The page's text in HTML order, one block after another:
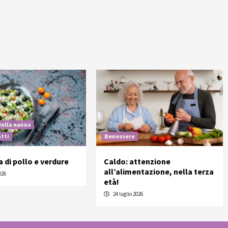
nonna
di pollo e verdure
Benessere
Caldo: attenzione
all’alimentazione, nella terza
età!
24 luglio 2026